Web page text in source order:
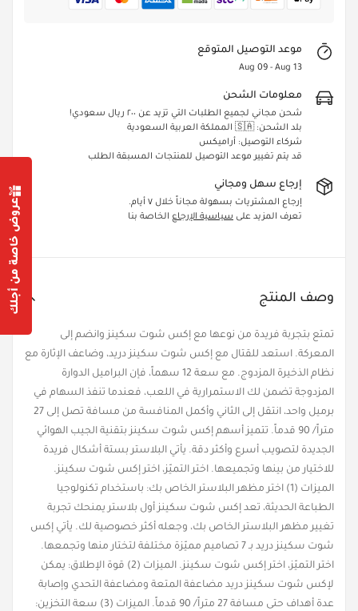
موعد التوصيل المتوقع
Aug 09 - Aug 13
معلومات الشحن
شحن مجاني لجميع الطلبات التي تزيد عن ٢٠٠ ريال سعودي!
بلد الشحن: 🇸🇦 المملكة العربية السعودية
شركاء التوصيل: أراميكس
قد يتم تغيير موعد التوصيل للمنتجات المسبقة الطلب
إرجاع سهل ومجاني
إرجاع المشتريات بسهولة مجاناً خلال ٧ أيام.
تعرف المزيد على سياسية الإرجاع الخاصة بنا
وصف المنتج
تمتع بتجربة فريدة من نوعها مع إكس شوت سكينز وانضم إلى
المعركة. استعد للقتال مع إكس شوت سكينز دريد، وضاعف الإثارة مع
نظام الذخيرة المزدوج. مع سعة 12 سهماً، فإن البراميل الدوارة
المزدوجة تضمن لك الاستمرارية في اللعب، فعندما تنفذ السهام في
برميل واحد، انتقل إلى الثاني وأكمل المنافسة من مسافة تصل إلى 27
متراً/ 90 قدماً. تتميز أسهم إكس شوت سكينز بتقنية الجيب الهوائي
الجديدة لتصويب أسرع وأكثر دقة. يأتي البلاستر بستة أشكال فريدة
للاختيار من بينها وتجميعها. اختر التميّز، اختر إكس شوت سكينز.
الميزات (1) اختر مظهر البلاستر الخاص بك: باستخدام تكنولوجيا
الطباعة الحديثة، تعد إكس شوت سكينز أول بلاستر يمنحك تجربة
تغيير مظهر البلاستر الخاص بك، وجعله أكثر خصوصية لك. يأتي إكس
شوت سكينز دريد بـ 7 تصاميم مميّزة مختلفة لتختار منها وتجمعها.
اختر التميّز، اختر إكس شوت سكينز. الميزات (2) قوة الإطلاق: يمكن
لإكس شوت سكينز دريد مضاعفة المتعة ومضاعفة التحدي وإصابة
عدة أهداف حتى مسافة 27 متراً/ 90 قدماً. الميزات (3) سعة التخزين:
عروض خاصة من أجلك